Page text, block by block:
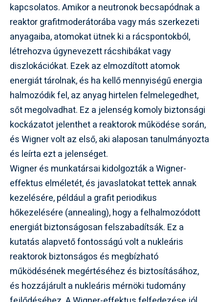
kapcsolatos. Amikor a neutronok becsapódnak a
reaktor grafitmoderátorába vagy más szerkezeti
anyagaiba, atomokat ütnek ki a rácspontokból,
létrehozva úgynevezett rácshibákat vagy
diszlokációkat. Ezek az elmozdított atomok
energiát tárolnak, és ha kellő mennyiségű energia
halmozódik fel, az anyag hirtelen felmelegedhet,
sőt megolvadhat. Ez a jelenség komoly biztonsági
kockázatot jelenthet a reaktorok működése során,
és Wigner volt az első, aki alaposan tanulmányozta
és leírta ezt a jelenséget.
Wigner és munkatársai kidolgozták a Wigner-
effektus elméletét, és javaslatokat tettek annak
kezelésére, például a grafit periodikus
hőkezelésére (annealing), hogy a felhalmozódott
energiát biztonságosan felszabadítsák. Ez a
kutatás alapvető fontosságú volt a nukleáris
reaktorok biztonságos és megbízható
működésének megértéséhez és biztosításához,
és hozzájárult a nukleáris mérnöki tudomány